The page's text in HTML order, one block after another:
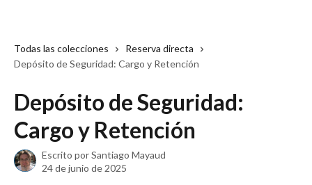
Todas las colecciones
Reserva directa
Depósito de Seguridad: Cargo y Retención
Depósito de Seguridad:
Cargo y Retención
Escrito porSantiago Mayaud
24 de junio de 2025